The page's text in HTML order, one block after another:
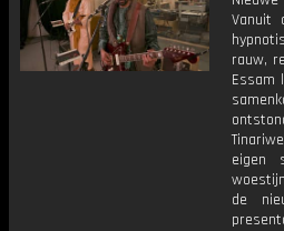
Vanuit
rauw,
Essam
eigen
de